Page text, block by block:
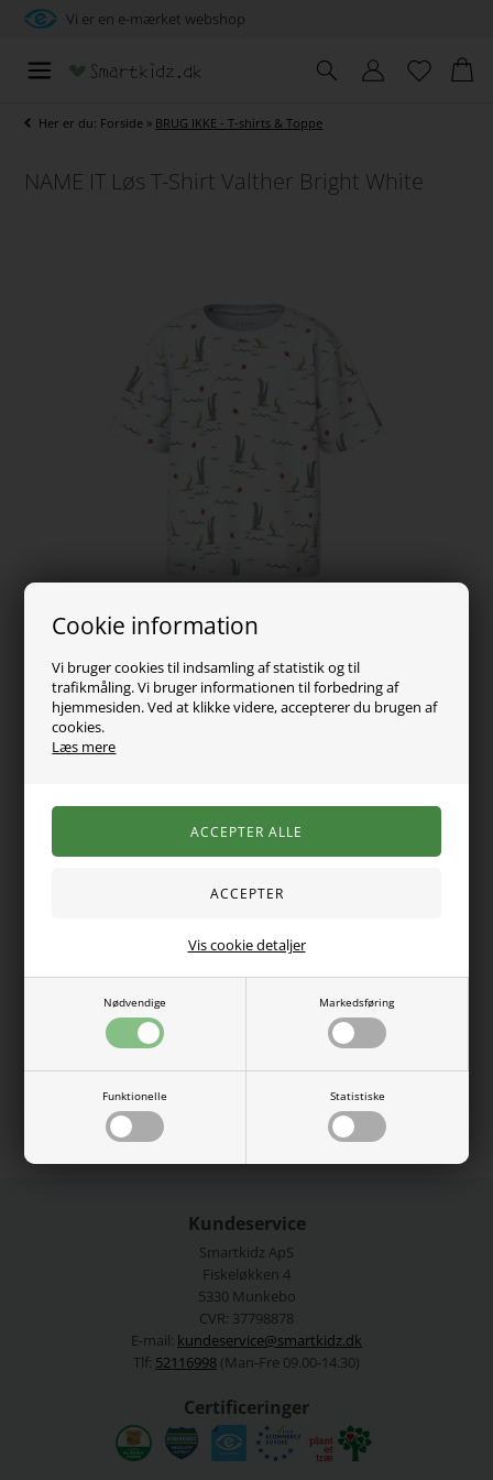
Cookie information
Vi bruger cookies til indsamling af statistik og til
trafikmåling. Vi bruger informationen til forbedring af
hjemmesiden. Ved at klikke videre, accepterer du brugen af
cookies.
Læs mere
Nødvendige Markedsføring
Funktionelle Statistiske
Vis cookie detaljer
Vi er en e-mærket webshop
Her er du: Forside » BRUG IKKE - T-shirts & Toppe
NAME IT Løs T-Shirt Valther Bright White
Vælg Størrelse
Super fin t-shirt fra name it. Den er i et lidt loose fit og har det
fineste dino print over det hele.
100% økologisk bomuld.
Vaskes ved 40 grader.
Se mere fraName It
Varenummer:13241581BWnew
Kundeservice
Smartkidz ApS
Fiskeløkken 4
5330 Munkebo
CVR: 37798878
E-mail: kundeservice@smartkidz.dk
Tlf: 52116998 (Man-Fre 09.00-14.30)
Certificeringer